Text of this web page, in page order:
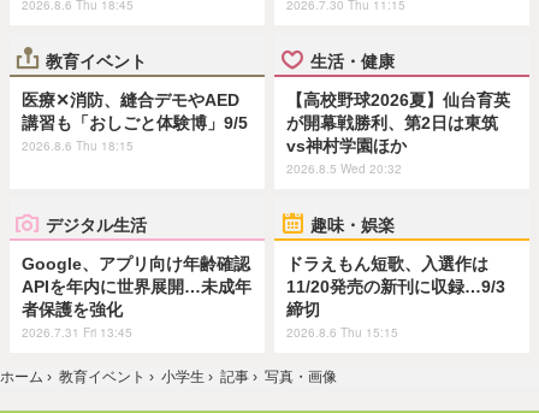
2026.8.6 Thu 18:45 2026.7.30 Thu 11:15
教育イベント
医療✕消防、縫合デモやAED
講習も「おしごと体験博」9/5
2026.8.6 Thu 18:15
生活・健康
【高校野球2026夏】仙台育英
が開幕戦勝利、第2日は東筑
vs神村学園ほか
2026.8.5 Wed 20:32
デジタル生活
Google、アプリ向け年齢確認
APIを年内に世界展開…未成年
者保護を強化
2026.7.31 Fri 13:45
趣味・娯楽
ドラえもん短歌、入選作は
11/20発売の新刊に収録…9/3
締切
2026.8.6 Thu 15:15
ホーム › 教育イベント › 小学生 › 記事 › 写真・画像